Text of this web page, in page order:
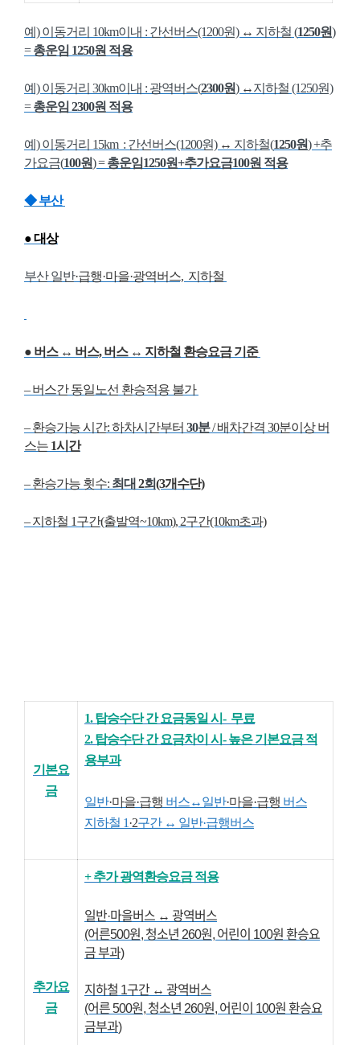
예) 이동거리 10km이내 : 간선버스(1200원) ↔ 지하철 (1250원)
=총운임 1250원 적용
예) 이동거리 30km이내 : 광역버스(2300원) ↔지하철 (1250원)
=총운임 2300원 적용
예) 이동거리 15km : 간선버스(1200원) ↔ 지하철(1250원) +추
가요금(100원) =총운임1250원+추가요금100원 적용
◆ 부산
● 대상
부산 일반·급행·마을·광역버스, 지하철
● 버스 ↔ 버스,버스 ↔ 지하철 환승요금 기준
– 버스간 동일노선 환승적용 불가
– 환승가능 시간: 하차시간부터 30분/ 배차간격 30분이상 버
스는 1시간
– 환승가능 횟수: 최대 2회(3개수단)
– 지하철 1구간(출발역~10km), 2구간(10km초과)
기본요
금
1. 탑승수단 간 요금동일 시- 무료
2. 탑승수단 간 요금차이 시- 높은 기본요금 적
용부과
일반·마을·급행 버스↔일반·마을·급행 버스
지하철 1·2구간 ↔ 일반·급행버스
추가요
금
+ 추가 광역환승요금 적용
일반·마을버스 ↔ 광역버스
(어른500원, 청소년 260원, 어린이 100원 환승요
금 부과)
지하철 1구간 ↔ 광역버스
(어른 500원, 청소년 260원, 어린이 100원 환승요
금부과)